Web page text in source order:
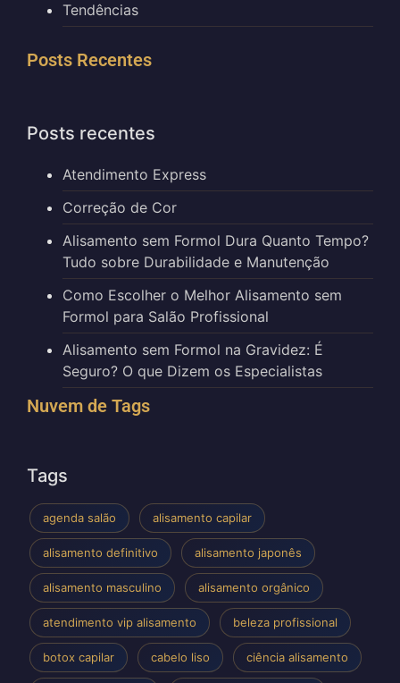
Tendências
Posts Recentes
Posts recentes
Atendimento Express
Correção de Cor
Alisamento sem Formol Dura Quanto Tempo?
Tudo sobre Durabilidade e Manutenção
Como Escolher o Melhor Alisamento sem
Formol para Salão Profissional
Alisamento sem Formol na Gravidez: É
Seguro? O que Dizem os Especialistas
Nuvem de Tags
Tags
agenda salão alisamento capilar
alisamento definitivo alisamento japonês
alisamento masculino alisamento orgânico
atendimento vip alisamento beleza profissional
botox capilar cabelo liso ciência alisamento